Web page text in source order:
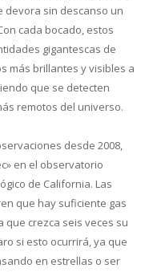
devora sin descanso un
cada bocado, estos
gigantescas de
más brillantes y visibles a
que se detecten
remotos del universo.
desde 2008,
en el observatorio
de California. Las
que hay suficiente gas
crezca seis veces su
si esto ocurrirá, ya que
en estrellas o ser